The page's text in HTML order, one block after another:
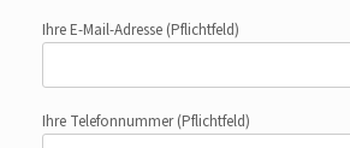
Ihre E-Mail-Adresse (Pflichtfeld)
Ihre Telefonnummer(Pflichtfeld)